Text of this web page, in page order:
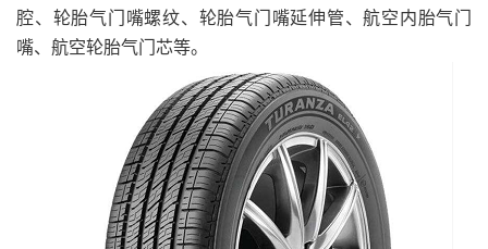
腔、轮胎气门嘴螺纹、轮胎气门嘴延伸管、航空内胎气门
嘴、航空轮胎气门芯等。